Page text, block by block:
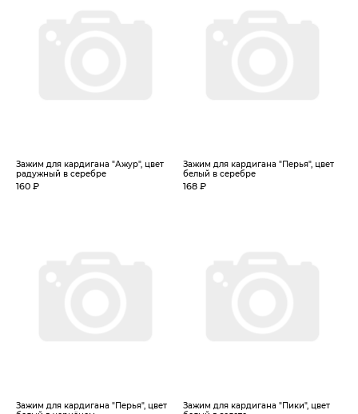
Зажим для кардигана "Ажур", цвет
радужный в серебре
160 ₽
Зажим для кардигана "Перья", цвет
белый в серебре
168 ₽
Зажим для кардигана "Перья", цвет
Зажим для кардигана "Пики", цвет